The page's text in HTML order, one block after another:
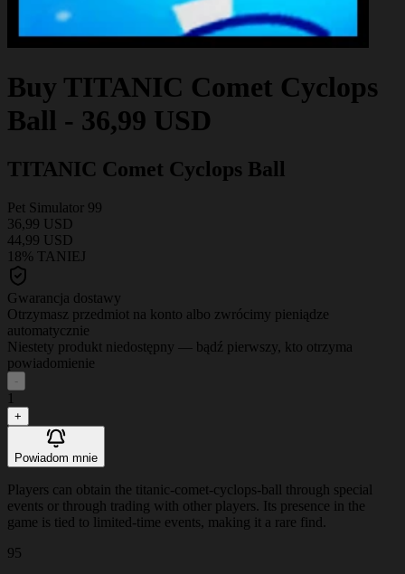
Buy TITANIC Comet Cyclops
Ball - 36,99 USD
TITANIC Comet Cyclops Ball
Pet Simulator 99
36,99 USD
44,99 USD
18% TANIEJ
Gwarancja dostawy
Otrzymasz przedmiot na konto albo zwrócimy pieniądze
automatycznie
Niestety produkt niedostępny — bądź pierwszy, kto otrzyma
powiadomienie
-
1
+
Powiadom mnie
Players can obtain the titanic-comet-cyclops-ball through special
events or through trading with other players. Its presence in the
game is tied to limited-time events, making it a rare find.
95